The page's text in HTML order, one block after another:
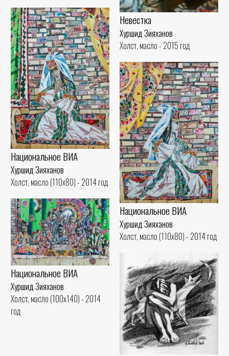
Невестка
Хуршид Зияханов
Холст, масло - 2015 год
Национальное ВИА
Хуршид Зияханов
Холст, масло (110x80) - 2014 год
Национальное ВИА
Хуршид Зияханов
Холст, масло (110x80) - 2014 год
Национальное ВИА
Хуршид Зияханов
Холст, масло (100x140) - 2014
год